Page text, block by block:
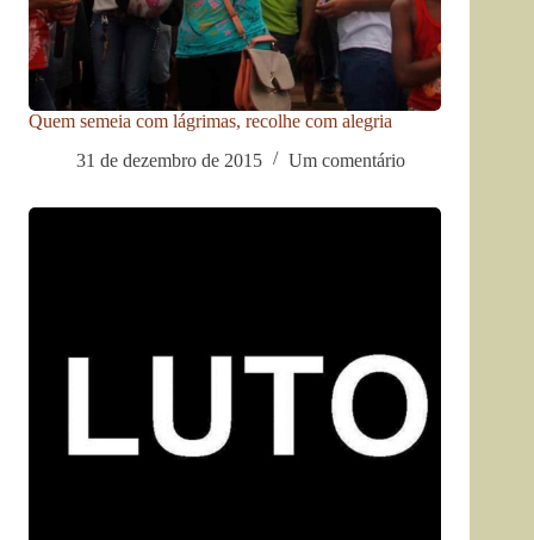
Quem semeia com lágrimas, recolhe com alegria
31 de dezembro de 2015
Um comentário